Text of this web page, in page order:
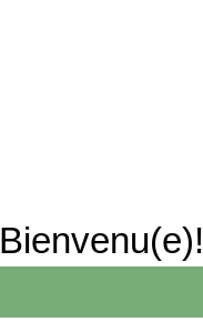
Bienvenu(e)!